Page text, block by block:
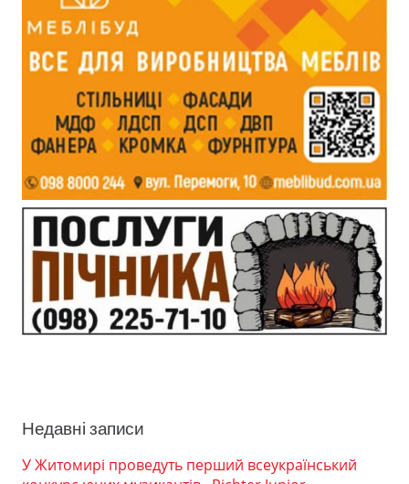
Недавні записи
У Житомирі проведуть перший всеукраїнський